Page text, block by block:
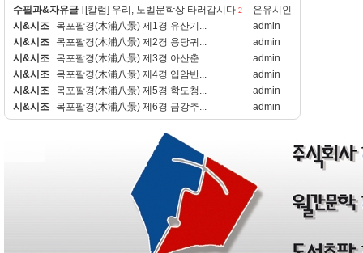
수필과&자유글
[칼럼] 우리, 노벨문학상 타러갑시다 2
은유시인
시&시조
목포팔경(木浦八景) 제1경 유산기...
admin
시&시조
목포팔경(木浦八景) 제2경 용당귀...
admin
시&시조
목포팔경(木浦八景) 제3경 아산춘...
admin
시&시조
목포팔경(木浦八景) 제4경 입암반...
admin
시&시조
목포팔경(木浦八景) 제5경 학도청...
admin
시&시조
목포팔경(木浦八景) 제6경 금강추... admin